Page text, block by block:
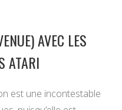
AVEC LES
ATARI
est une incontestable